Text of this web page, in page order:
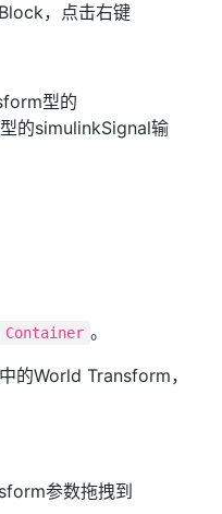
，点击右键
型的
的simulinkSignal输
Container 。
的World Transform，
参数拖拽到